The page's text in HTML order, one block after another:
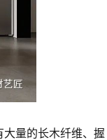
量的长木纤维、握